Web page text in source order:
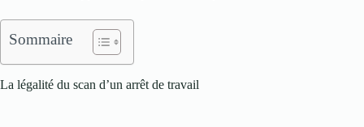
Sommaire
La légalité du scan d’un arrêt de travail